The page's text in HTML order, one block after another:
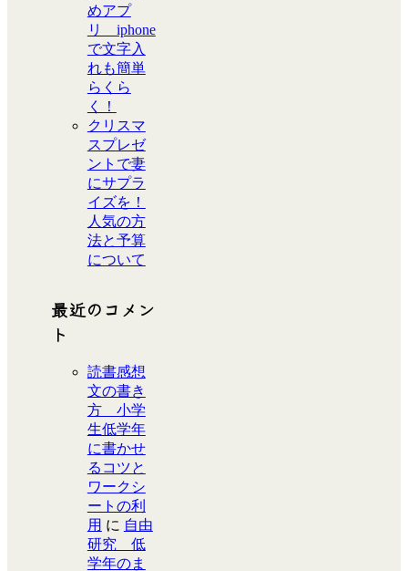
めアプ
リ iphone
で文字入
れも簡単
らくら
く！
クリスマ
スプレゼ
ントで妻
にサプラ
イズを！
人気の方
法と予算
について
最近のコメン
ト
読書感想
文の書き
方 小学
生低学年
に書かせ
るコツと
ワークシ
ートの利
用 に 自由
研究 低
学年のま